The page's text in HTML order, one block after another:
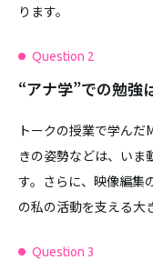
ります。
Question 2
“アナ学”での勉強
トークの授業で学んだ
きの姿勢などは、いま
す。さらに、映像編集
の私の活動を支える大
Question 3